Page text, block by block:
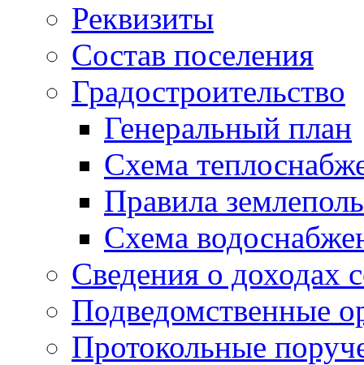
Реквизиты
Состав поселения
Градостроительство
Генеральный план
Схема
Правила
Схема
Сведения о доходах
Подведомственные
Протокольные